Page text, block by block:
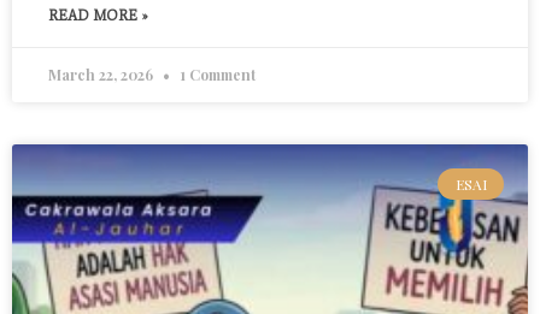
READ MORE »
March 22, 2026 1 Comment
ESAI